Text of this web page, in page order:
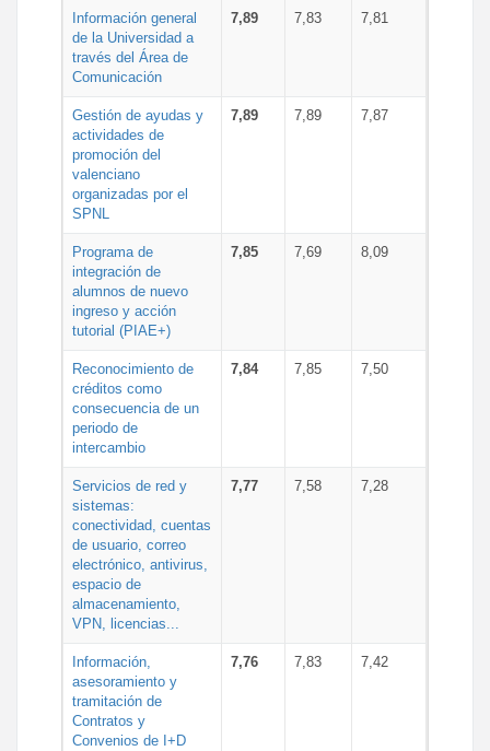
Información general
de la Universidad a
través del Área de
Comunicación
7,89 7,83 7,81
Gestión de ayudas y
actividades de
promoción del
valenciano
organizadas por el
SPNL
7,89 7,89 7,87
Programa de
integración de
alumnos de nuevo
ingreso y acción
tutorial (PIAE+)
7,85 7,69 8,09
Reconocimiento de
créditos como
consecuencia de un
periodo de
intercambio
7,84 7,85 7,50
Servicios de red y
sistemas:
conectividad, cuentas
de usuario, correo
electrónico, antivirus,
espacio de
almacenamiento,
VPN, licencias...
7,77 7,58 7,28
Información,
asesoramiento y
tramitación de
Contratos y
Convenios de I+D
7,76 7,83 7,42